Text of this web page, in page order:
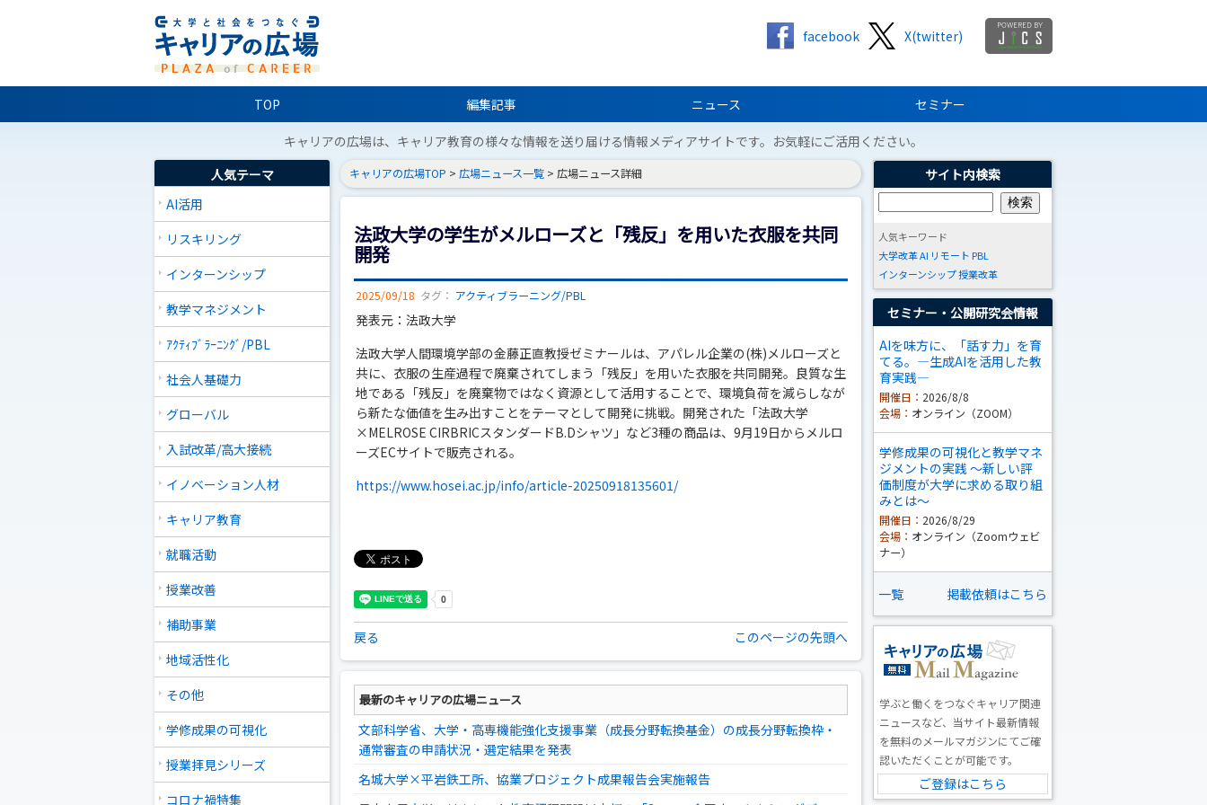
X(twitter)
facebook
TOP 編集記事 ニュース セミナー
キャリアの広場は、キャリア教育の様々な情報を送り届ける情報メディアサイトです。お気軽にご活用ください。
人気テーマ
AI活用
リスキリング
インターンシップ
教学マネジメント
ｱｸﾃｨﾌﾞﾗｰﾆﾝｸﾞ/PBL
社会人基礎力
グローバル
入試改革/高大接続
イノベーション人材
キャリア教育
就職活動
授業改善
補助事業
地域活性化
その他
学修成果の可視化
授業拝見シリーズ
コロナ禍特集
キャリアの広場TOP > 広場ニュース一覧 > 広場ニュース詳細
法政大学の学生がメルローズと「残反」を用いた衣服を共同
開発
2025/09/18 タグ： アクティブラーニング/PBL
発表元：法政大学
法政大学人間環境学部の金藤正直教授ゼミナールは、アパレル企業の(株)メルローズと
共に、衣服の生産過程で廃棄されてしまう「残反」を用いた衣服を共同開発。良質な生
地である「残反」を廃棄物ではなく資源として活用することで、環境負荷を減らしなが
ら新たな価値を生み出すことをテーマとして開発に挑戦。開発された「法政大学
×MELROSE CIRBRICスタンダードB.Dシャツ」など3種の商品は、9月19日からメルロ
ーズECサイトで販売される。
https://www.hosei.ac.jp/info/article-20250918135601/
戻る このページの先頭へ
最新のキャリアの広場ニュース
文部科学省、大学・高専機能強化支援事業（成長分野転換基金）の成長分野転換枠・
通常審査の申請状況・選定結果を発表
名城大学×平岩鉄工所、協業プロジェクト成果報告会実施報告
サイト内検索
人気キーワード
大学改革AI リモート PBL
インターンシップ授業改革
セミナー・公開研究会情報
AIを味方に、「話す力」を育
てる。―生成AIを活用した教
育実践―
開催日： 2026/8/8
会場： オンライン（ZOOM）
学修成果の可視化と教学マネ
ジメントの実践 ～新しい評
価制度が大学に求める取り組
みとは～
開催日： 2026/8/29
会場： オンライン（Zoomウェビ
ナー）
一覧 掲載依頼はこちら
学ぶと働くをつなぐキャリア関連
ニュースなど、当サイト最新情報
を無料のメールマガジンにてご確
認いただくことが可能です。
ご登録はこちら